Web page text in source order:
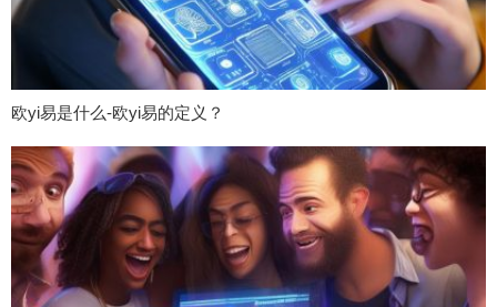
欧yi易是什么-欧yi易的定义？